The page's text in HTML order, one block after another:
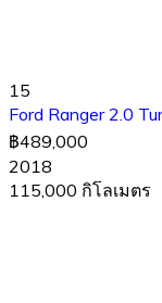
15
Ford Ranger 2.0
฿489,000
2018
115,000 กิโลเมตร